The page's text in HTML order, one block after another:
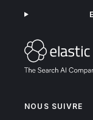
NOUS SUIVRE